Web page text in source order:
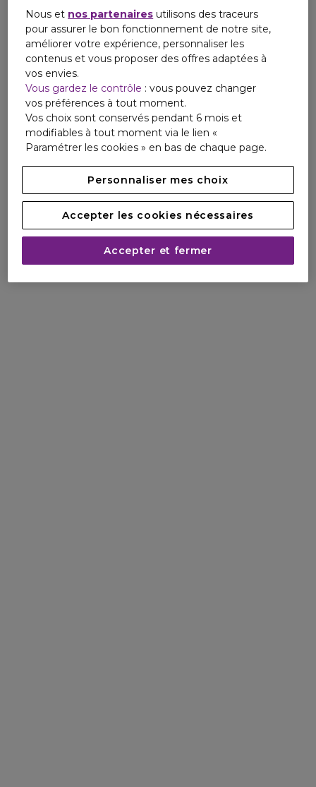
The Youth Shaping Peptide
Stimule la production de protéines essentielles pour
restaurer la structure naturelle des lèvres, redéfinir leur
contour et les repulper de l'intérieur.
The Restorative Ferment
Participe à rééquilibrer la délicate bio-structure de la peau
des lèvres pour aider à en révéler une apparence
visiblement plus saine, tout en préservant un confort
absolu.
Nous et nos partenaires utilisons des traceurs
pour assurer le bon fonctionnement de notre site,
améliorer votre expérience, personnaliser les
contenus et vous proposer des offres adaptées à
vos envies.
Vous gardez le contrôle : vous pouvez changer
vos préférences à tout moment.
Vos choix sont conservés pendant 6 mois et
modifiables à tout moment via le lien «
Paramétrer les cookies » en bas de chaque page.
Personnaliser mes choix
Accepter les cookies nécessaires
Accepter et fermer